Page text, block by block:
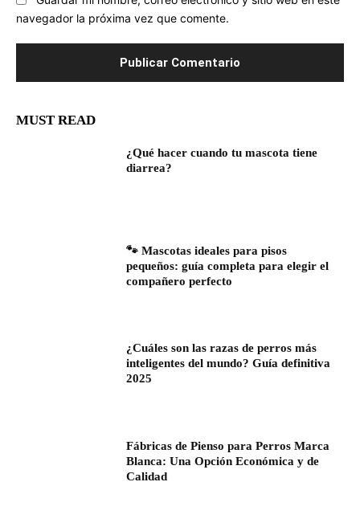
navegador la próxima vez que comente.
MUST READ
¿Qué hacer cuando tu mascota tiene
diarrea?
🐾 Mascotas ideales para pisos
pequeños: guía completa para elegir el
compañero perfecto
¿Cuáles son las razas de perros más
inteligentes del mundo? Guía definitiva
2025
Fábricas de Pienso para Perros Marca
Blanca: Una Opción Económica y de
Calidad